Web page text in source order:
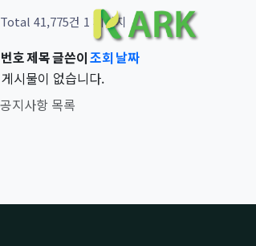
Total 41,775건 1 페이지
공지사항 목록
번호제목글쓴이조회날짜
게시물이 없습니다.